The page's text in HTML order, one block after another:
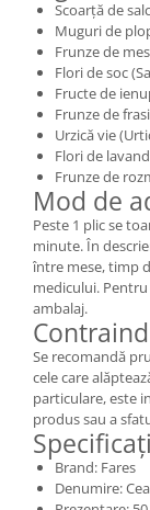
Scoarță de
Muguri de
Frunze de
Flori de soc
Fructe de
Frunze de
Urzică vie
Flori de
Frunze de
Mod de
Peste 1 plic se
minute. În
între mese, timp
medicului.
ambalaj.
Se recomandă
cele care
particulare, este
produs sau a
Brand: Fares
Denumire: